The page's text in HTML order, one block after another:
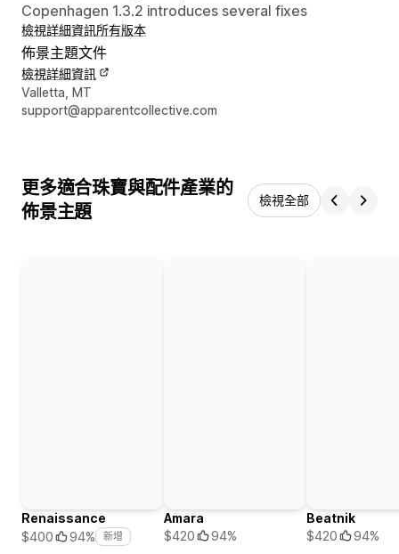
Copenhagen 1.3.2 introduces several fixes
檢視詳細資訊所有版本
佈景主題文件
檢視詳細資訊
設計者聯絡詳細資訊
Valletta, MT
support@apparentcollective.com
更多適合珠寶與配件產業的
佈景主題
檢視全部
Renaissance
$400
94% 新增
Amara
$420
94%
Beatnik
$420
94%